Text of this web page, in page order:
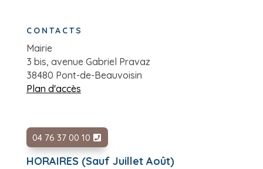
CONTACTS
Mairie
3 bis, avenue Gabriel Pravaz
38480 Pont-de-Beauvoisin
Plan d'accès
04 76 37 00 10
HORAIRES (Sauf Juillet Août)